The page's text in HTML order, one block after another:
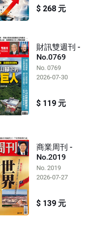
$ 268 元
財訊雙週刊 -
No.0769
No. 0769
2026-07-30
$ 119 元
商業周刊 -
No.2019
No. 2019
2026-07-27
$ 139 元